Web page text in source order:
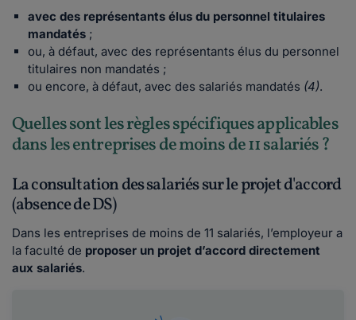
avec des représentants élus du personnel titulaires
mandatés ;
ou, à défaut, avec des représentants élus du personnel
titulaires non mandatés ;
ou encore, à défaut, avec des salariés mandatés (4).
Quelles sont les règles spécifiques applicables
dans les entreprises de moins de 11 salariés ?
La consultation des salariés sur le projet d'accord
(absence de DS)
Dans les entreprises de moins de 11 salariés, l’employeur a
la faculté de proposer un projet d’accord directement
aux salariés.